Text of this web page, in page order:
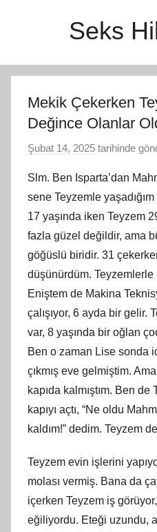
Seks
Mekik Çekerken
Değince Olanlar
Şubat 14, 2025 tarihinde
Slm. Ben Isparta’dan
sene Teyzemle
17 yaşında iken Teyzem
fazla güzel değildir, ama
göğüslü biridir. 31
düşünürdüm. Teyzemlerle
Eniştem de Makina
çalışıyor, 6 ayda bir gelir.
var, 8 yaşında bir oğlan
Ben o zaman Lise sonda
çıkmış eve gelmiştim.
kapıda kalmıştım. Ben
kapıyı açtı, “Ne oldu
kaldım!” dedim. Teyzem
Teyzem evin işlerini
molası vermiş. Bana da
içerken Teyzem iş
eğiliyordu. Eteği uzundu,